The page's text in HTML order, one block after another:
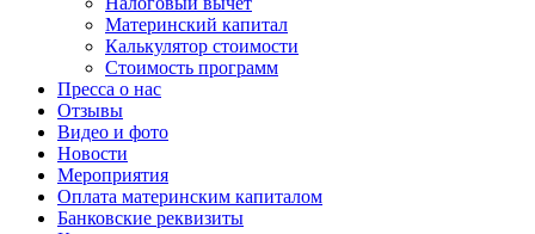
Материнский капитал
Калькулятор стоимости
Стоимость программ
Пресса о нас
Отзывы
Видео и фото
Новости
Мероприятия
Оплата материнским капиталом
Банковские реквизиты